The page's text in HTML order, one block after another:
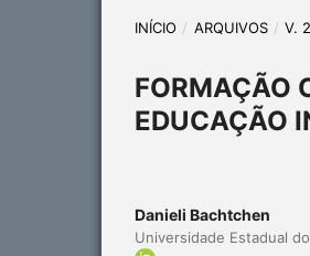
INÍCIO / ARQUIVOS / V.
FORMAÇÃO
EDUCAÇÃO
Danieli Bachtchen
Universidade Estadual